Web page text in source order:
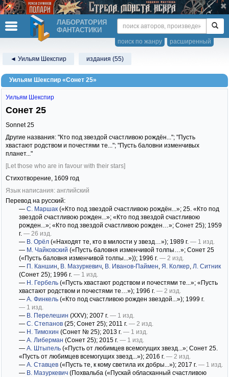
ЛАБОРАТОРИЯ
ФАНТАСТИКИ
расширенный
поиск по жанру
◄ Уильям Шекспир издания (55)
Уильям Шекспир «Сонет 25»
Уильям Шекспир
Сонет 25
Sonnet 25
Другие названия: "Кто под звездой счастливою рождён..."; "Пусть
хвастают родством и почестями те..."; "Пусть баловни изменчивых
планет..."
[Let those who are in favour with their stars]
Стихотворение, 1609 год
Язык написания: английский
Перевод на русский:
— С. Маршак («Кто под звездой счастливою рождён...»; 25. «Кто под
звездой счастливою рожден...»; «Кто под звездой счастливою
рожден...»; «Кто под звездой счастливою рожден…»; Сонет 25); 1959
г. — 26 изд.
— В. Орёл («Находят те, кто в милости у звезд…»); 1989 г. — 1 изд.
— М. Чайковский («Пусть баловня изменчивой толпы…»; Сонет 25
(«Пусть баловня изменчивой толпы...»)); 1996 г. — 2 изд.
— П. Каншин, В. Мазуркевич, В. Иванов-Паймен, Я. Колкер, Л. Ситник
(Сонет 25); 1996 г. — 1 изд.
— Н. Гербель («Пусть хвастают родством и почестями те...»; «Пусть
хвастают родством и почестями те…»); 1996 г. — 2 изд.
— А. Финкель («Кто под счастливою рожден звездой...»); 1999 г.
— 1 изд.
— В. Перелешин (XXV); 2007 г. — 1 изд.
— С. Степанов (25; Сонет 25); 2011 г. — 2 изд.
— Н. Тимохин (Сонет № 25); 2013 г. — 1 изд.
— А. Либерман (Сонет 25); 2015 г. — 1 изд.
— А. Штыпель («Пусть от любимцев всемогущих звезд...»; Сонет 25.
«Пусть от любимцев всемогущих звезд...»); 2016 г. — 2 изд.
— А. Ставцев («Пусть те, к кому светила их добры...»); 2017 г. — 1 изд.
— В. Мазуркевич (Похвальба («Пускай обласканный счастливою